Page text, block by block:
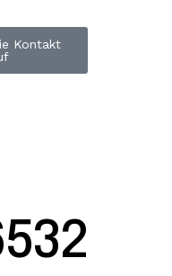
Kontakt